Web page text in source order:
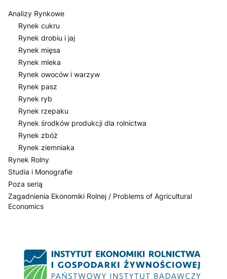
Analizy Rynkowe
Rynek cukru
Rynek drobiu i jaj
Rynek mięsa
Rynek mleka
Rynek owoców i warzyw
Rynek pasz
Rynek ryb
Rynek rzepaku
Rynek środków produkcji dla rolnictwa
Rynek zbóż
Rynek ziemniaka
Rynek Rolny
Studia i Monografie
Poza serią
Zagadnienia Ekonomiki Rolnej / Problems of Agricultural
Economics